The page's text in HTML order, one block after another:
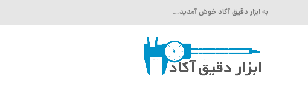
به ابزار دقیق آکاد خوش آمدید…